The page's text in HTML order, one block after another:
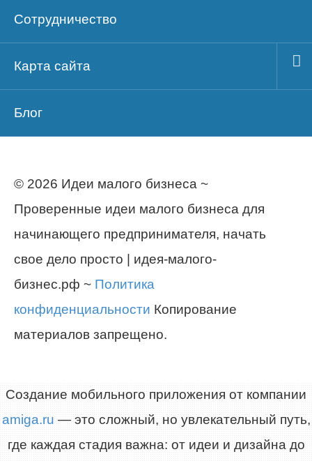
Сотрудничество
Карта сайта
Блог
© 2026 Идеи малого бизнеса ~
Проверенные идеи малого бизнеса для
начинающего предпринимателя, начать
свое дело просто | идея-малого-
бизнес.рф ~ Политика
конфиденциальности Копирование
материалов запрещено.
Создание мобильного приложения от компании
amiga.ru — это сложный, но увлекательный путь,
где каждая стадия важна: от идеи и дизайна до